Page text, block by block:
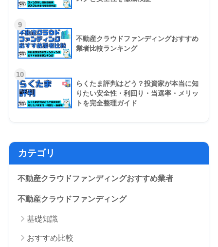
9
不動産クラウドファンディングおすすめ
業者比較ランキング
10
らくたま評判はどう？投資家が本当に知
りたい安全性・利回り・当選率・メリッ
トを完全整理ガイド
カテゴリ
不動産クラウドファンディングおすすめ業者
不動産クラウドファンディング
基礎知識
おすすめ比較